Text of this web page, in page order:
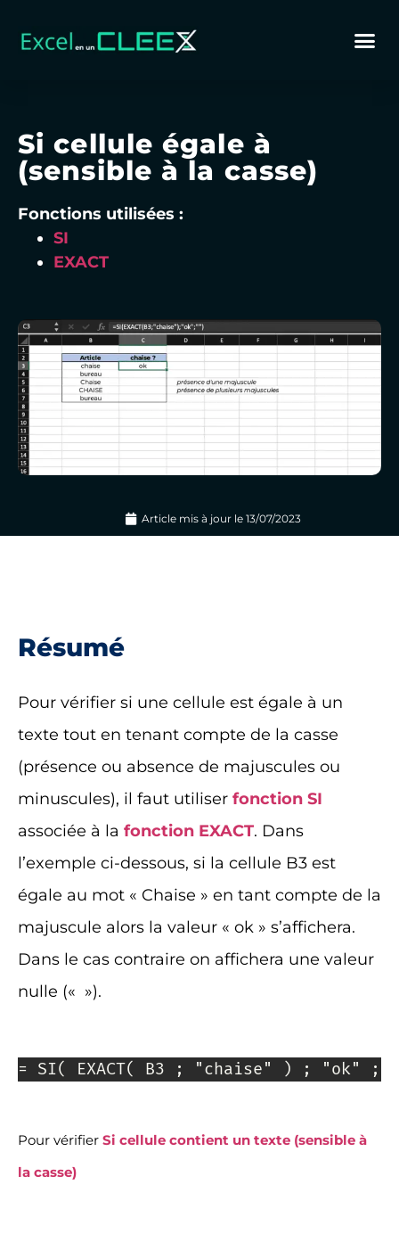
Si cellule égale à
(sensible à la casse)
Fonctions utilisées :
SI
EXACT
Article mis à jour le 13/07/2023
Résumé
Pour vérifier si une cellule est égale à un
texte tout en tenant compte de la casse
(présence ou absence de majuscules ou
minuscules), il faut utiliser fonction SI
associée à la fonction EXACT. Dans
l’exemple ci-dessous, si la cellule B3 est
égale au mot « Chaise » en tant compte de la
majuscule alors la valeur « ok » s’affichera.
Dans le cas contraire on affichera une valeur
nulle (« »).
= SI( EXACT( B3 ; "chaise" ) ; "ok" ;
Pour vérifier Si cellule contient un texte (sensible à
la casse)